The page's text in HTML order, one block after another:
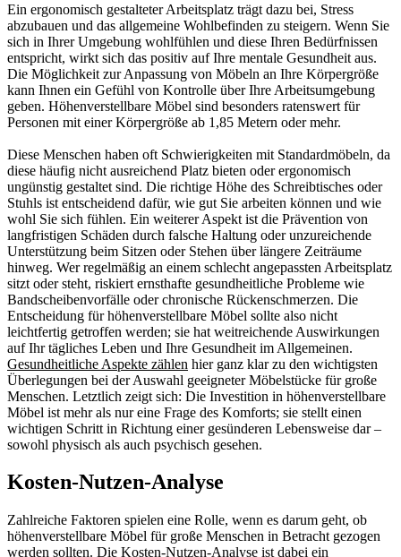
Ein ergonomisch gestalteter Arbeitsplatz trägt dazu bei, Stress
abzubauen und das allgemeine Wohlbefinden zu steigern. Wenn Sie
sich in Ihrer Umgebung wohlfühlen und diese Ihren Bedürfnissen
entspricht, wirkt sich das positiv auf Ihre mentale Gesundheit aus.
Die Möglichkeit zur Anpassung von Möbeln an Ihre Körpergröße
kann Ihnen ein Gefühl von Kontrolle über Ihre Arbeitsumgebung
geben. Höhenverstellbare Möbel sind besonders ratenswert für
Personen mit einer Körpergröße ab 1,85 Metern oder mehr.
Diese Menschen haben oft Schwierigkeiten mit Standardmöbeln, da
diese häufig nicht ausreichend Platz bieten oder ergonomisch
ungünstig gestaltet sind. Die richtige Höhe des Schreibtisches oder
Stuhls ist entscheidend dafür, wie gut Sie arbeiten können und wie
wohl Sie sich fühlen. Ein weiterer Aspekt ist die Prävention von
langfristigen Schäden durch falsche Haltung oder unzureichende
Unterstützung beim Sitzen oder Stehen über längere Zeiträume
hinweg. Wer regelmäßig an einem schlecht angepassten Arbeitsplatz
sitzt oder steht, riskiert ernsthafte gesundheitliche Probleme wie
Bandscheibenvorfälle oder chronische Rückenschmerzen. Die
Entscheidung für höhenverstellbare Möbel sollte also nicht
leichtfertig getroffen werden; sie hat weitreichende Auswirkungen
auf Ihr tägliches Leben und Ihre Gesundheit im Allgemeinen.
Gesundheitliche Aspekte zählen hier ganz klar zu den wichtigsten
Überlegungen bei der Auswahl geeigneter Möbelstücke für große
Menschen. Letztlich zeigt sich: Die Investition in höhenverstellbare
Möbel ist mehr als nur eine Frage des Komforts; sie stellt einen
wichtigen Schritt in Richtung einer gesünderen Lebensweise dar –
sowohl physisch als auch psychisch gesehen.
Kosten-Nutzen-Analyse
Zahlreiche Faktoren spielen eine Rolle, wenn es darum geht, ob
höhenverstellbare Möbel für große Menschen in Betracht gezogen
werden sollten. Die Kosten-Nutzen-Analyse ist dabei ein